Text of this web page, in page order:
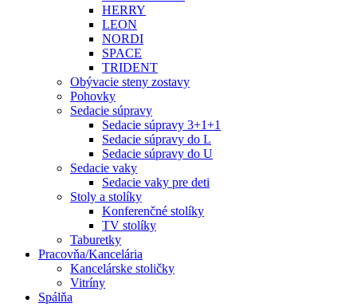
HERRY
LEON
NORDI
SPACE
TRIDENT
Obývacie steny zostavy
Pohovky
Sedacie súpravy
Sedacie súpravy 3+1+1
Sedacie súpravy do L
Sedacie súpravy do U
Sedacie vaky
Sedacie vaky pre deti
Stoly a stolíky
Konferenčné stolíky
TV stolíky
Taburetky
Pracovňa/Kancelária
Kancelárske stoličky
Vitríny
Spálňa